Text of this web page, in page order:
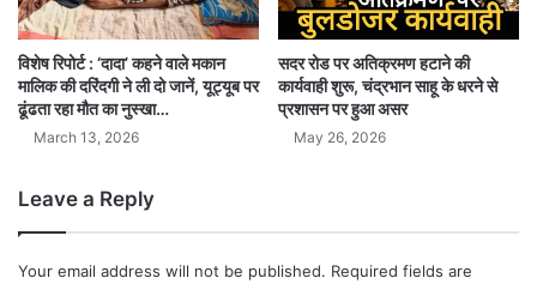
विशेष रिपोर्ट : ‘दादा’ कहने वाले मकान
मालिक की दरिंदगी ने ली दो जानें, यूट्यूब पर
ढूंढता रहा मौत का नुस्खा…
March 13, 2026
सदर रोड पर अतिक्रमण हटाने की
कार्यवाही शुरू, चंद्रभान साहू के धरने से
प्रशासन पर हुआ असर
May 26, 2026
Leave a Reply
Your email address will not be published. Required fields are